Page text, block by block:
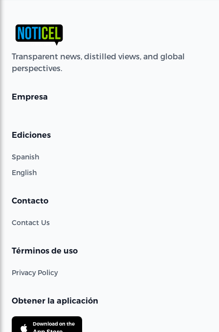
Transparent news, distilled views, and global
perspectives.
Empresa
Ediciones
Spanish
English
Contacto
Contact Us
Términos de uso
Privacy Policy
Obtener la aplicación
Download on the